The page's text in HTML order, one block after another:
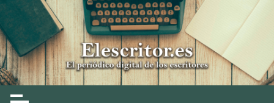
Skip
to
content
Elescritor.es
El periódico digital de los escritores